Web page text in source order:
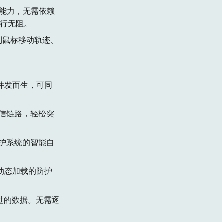
力，无需依赖
无阻。
标移动轨迹、
发而生，可同
链路，轻松突
系统的智能自
态加载的防护
的数据。无需逐